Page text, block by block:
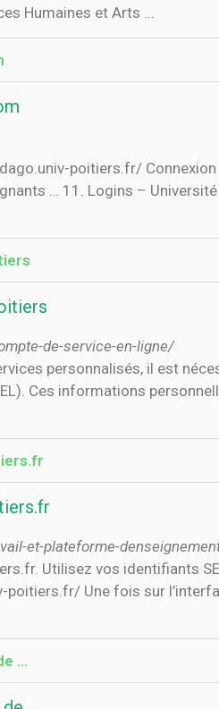
Humaines et Arts ...
… 11. Logins –
de-service-en-ligne/
personnalisés, il est
Ces informations
et-plateforme-
Utilisez vos identifiants
Une fois sur
...